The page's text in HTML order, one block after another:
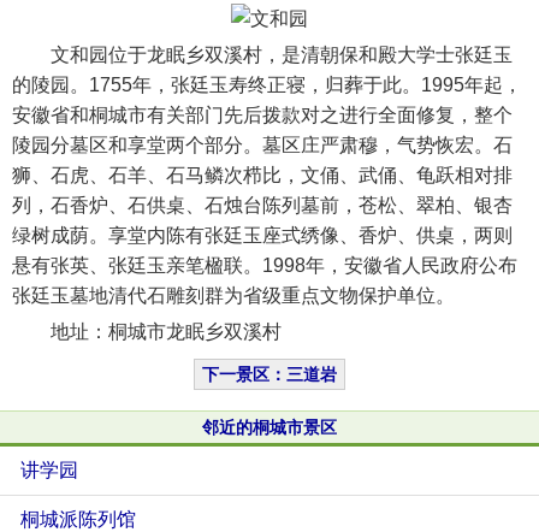
文和园位于龙眠乡双溪村，是清朝保和殿大学士张廷玉
的陵园。1755年，张廷玉寿终正寝，归葬于此。1995年起，
安徽省和桐城市有关部门先后拨款对之进行全面修复，整个
陵园分墓区和享堂两个部分。墓区庄严肃穆，气势恢宏。石
狮、石虎、石羊、石马鳞次栉比，文俑、武俑、龟跃相对排
列，石香炉、石供桌、石烛台陈列墓前，苍松、翠柏、银杏
绿树成荫。享堂内陈有张廷玉座式绣像、香炉、供桌，两则
悬有张英、张廷玉亲笔楹联。1998年，安徽省人民政府公布
张廷玉墓地清代石雕刻群为省级重点文物保护单位。
地址：桐城市龙眠乡双溪村
下一景区：三道岩
邻近的桐城市景区
讲学园
桐城派陈列馆